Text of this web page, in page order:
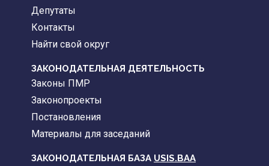
Депутаты
Контакты
Найти свой округ
ЗАКОНОДАТЕЛЬНАЯ ДЕЯТЕЛЬНОСТЬ
Законы ПМР
Законопроекты
Постановления
Материалы для заседаний
ЗАКОНОДАТЕЛЬНАЯ БАЗА USIS.BAA